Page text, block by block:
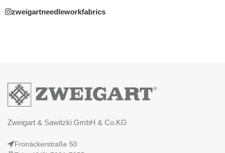
zweigartneedleworkfabrics
Zweigart & Sawitzki GmbH & Co.KG
Fronäckerstraße 50